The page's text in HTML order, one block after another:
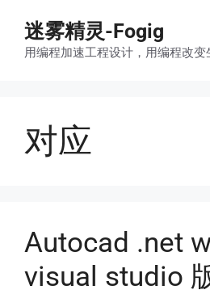
迷雾精灵-Fogig
用编程加速工程设计，用编程改变
对应
Autocad .net
visual studio